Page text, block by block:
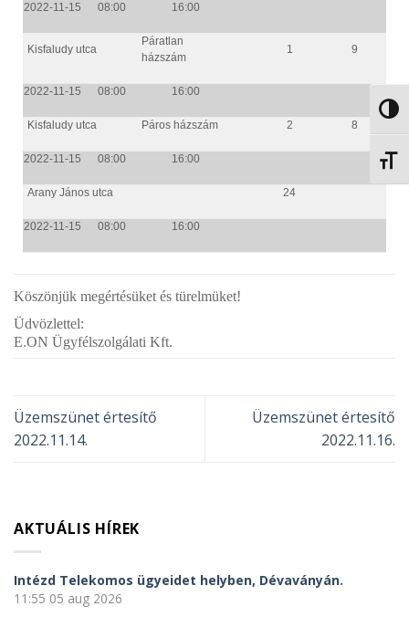
2022-11-15 08:00 16:00
Kisfaludy utca
Páratlan
házszám
1 9
2022-11-15 08:00 16:00
Kisfaludy utca Páros házszám 2 8
2022-11-15 08:00 16:00
Arany János utca 24
2022-11-15 08:00 16:00
Köszönjük megértésüket és türelmüket!
Üdvözlettel:
E.ON Ügyfélszolgálati Kft.
Üzemszünet értesítő
2022.11.14.
Üzemszünet értesítő
2022.11.16.
AKTUÁLIS HÍREK
Intézd Telekomos ügyeidet helyben, Dévaványán.
11:55 05 aug 2026